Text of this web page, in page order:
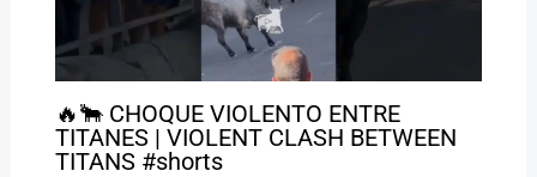
🔥🐂 CHOQUE VIOLENTO ENTRE
TITANES | VIOLENT CLASH BETWEEN
TITANS #shorts